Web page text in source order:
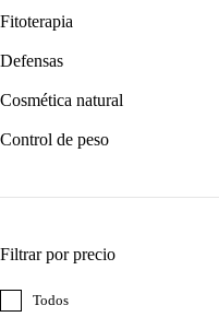
Fitoterapia
Defensas
Cosmética natural
Control de peso
Filtrar por precio
Todos